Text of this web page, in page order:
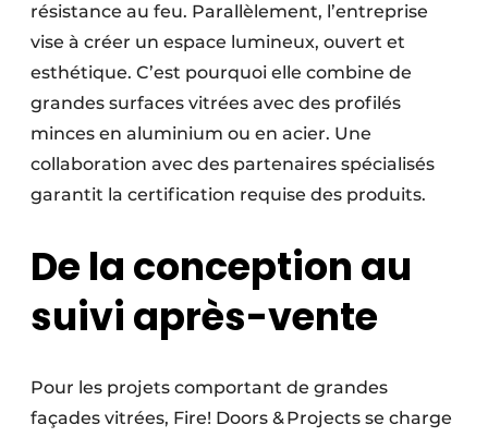
résistance au feu. Parallèlement, l’entreprise
vise à créer un espace lumineux, ouvert et
esthétique. C’est pourquoi elle combine de
grandes surfaces vitrées avec des profilés
minces en aluminium ou en acier. Une
collaboration avec des partenaires spécialisés
garantit la certification requise des produits.
De la conception au
suivi après-vente
Pour les projets comportant de grandes
façades vitrées, Fire! Doors & Projects se charge